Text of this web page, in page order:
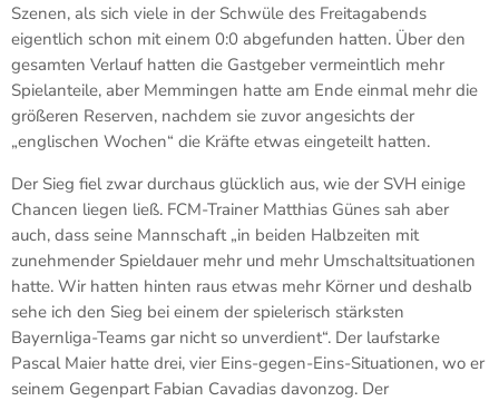
Szenen, als sich viele in der Schwüle des Freitagabends
eigentlich schon mit einem 0:0 abgefunden hatten. Über den
gesamten Verlauf hatten die Gastgeber vermeintlich mehr
Spielanteile, aber Memmingen hatte am Ende einmal mehr die
größeren Reserven, nachdem sie zuvor angesichts der
„englischen Wochen“ die Kräfte etwas eingeteilt hatten.
Der Sieg fiel zwar durchaus glücklich aus, wie der SVH einige
Chancen liegen ließ. FCM-Trainer Matthias Günes sah aber
auch, dass seine Mannschaft „in beiden Halbzeiten mit
zunehmender Spieldauer mehr und mehr Umschaltsituationen
hatte. Wir hatten hinten raus etwas mehr Körner und deshalb
sehe ich den Sieg bei einem der spielerisch stärksten
Bayernliga-Teams gar nicht so unverdient“. Der laufstarke
Pascal Maier hatte drei, vier Eins-gegen-Eins-Situationen, wo er
seinem Gegenpart Fabian Cavadias davonzog. Der